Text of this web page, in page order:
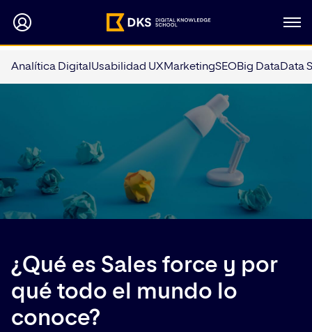
Analítica Digital Usabilidad UXMarketingSEOBig DataData
¿Qué es Sales force y por
qué todo el mundo lo
conoce?